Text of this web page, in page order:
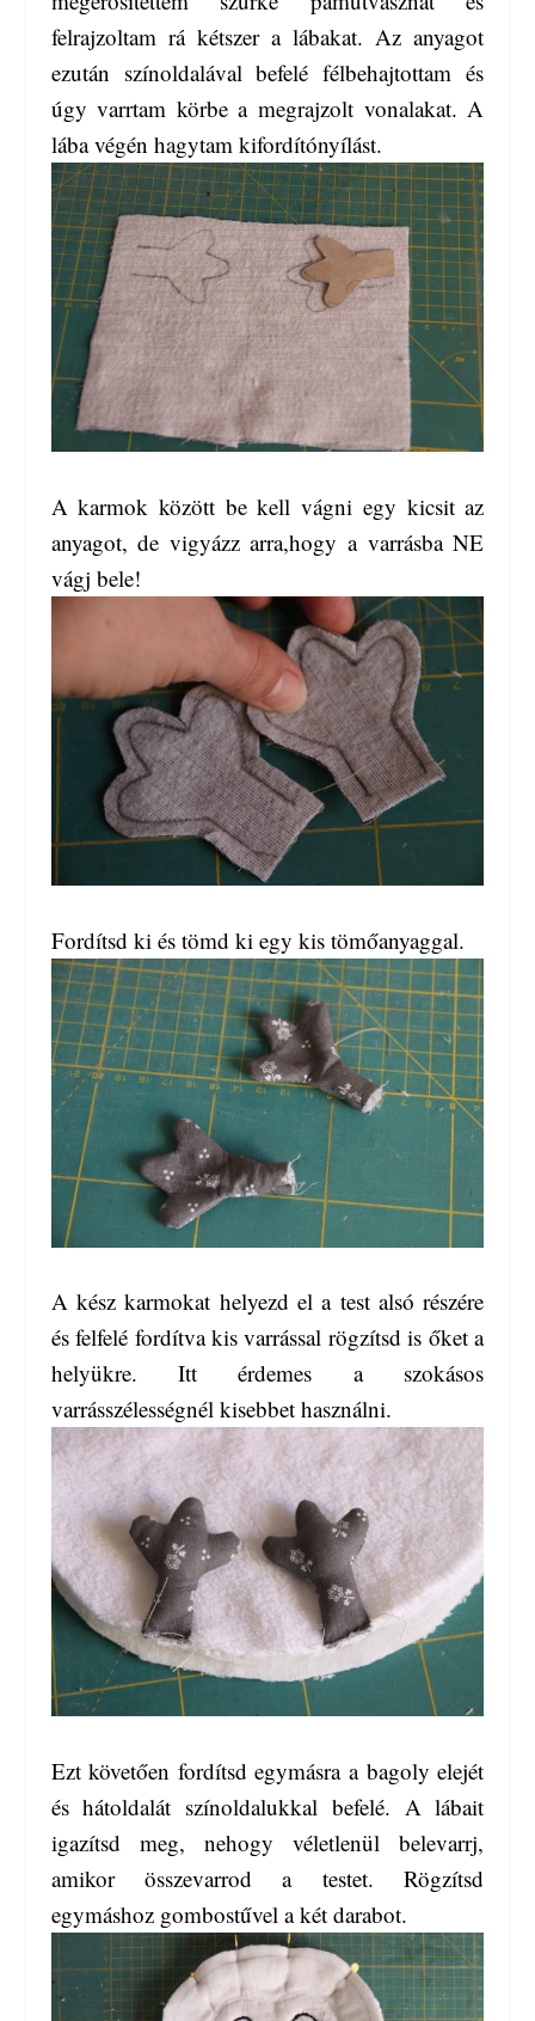
felrajzoltam rá kétszer a lábakat. Az anyagot
ezután színoldalával befelé félbehajtottam és
úgy varrtam körbe a megrajzolt vonalakat. A
lába végén hagytam kifordítónyílást.
A karmok között be kell vágni egy kicsit az
anyagot, de vigyázz arra,hogy a varrásba NE
vágj bele!
Fordítsd ki és tömd ki egy kis tömőanyaggal.
A kész karmokat helyezd el a test alsó részére
és felfelé fordítva kis varrással rögzítsd is őket a
helyükre. Itt érdemes a szokásos
varrásszélességnél kisebbet használni.
Ezt követően fordítsd egymásra a bagoly elejét
és hátoldalát színoldalukkal befelé. A lábait
igazítsd meg, nehogy véletlenül belevarrj,
amikor összevarrod a testet. Rögzítsd
egymáshoz gombostűvel a két darabot.